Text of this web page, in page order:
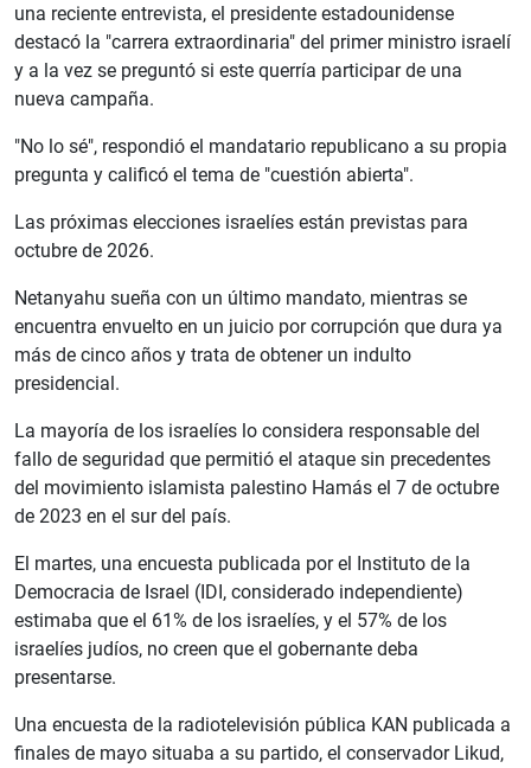
una reciente entrevista, el presidente estadounidense
destacó la "carrera extraordinaria" del primer ministro israelí
y a la vez se preguntó si este querría participar de una
nueva campaña.
"No lo sé", respondió el mandatario republicano a su propia
pregunta y calificó el tema de "cuestión abierta".
Las próximas elecciones israelíes están previstas para
octubre de 2026.
Netanyahu sueña con un último mandato, mientras se
encuentra envuelto en un juicio por corrupción que dura ya
más de cinco años y trata de obtener un indulto
presidencial.
La mayoría de los israelíes lo considera responsable del
fallo de seguridad que permitió el ataque sin precedentes
del movimiento islamista palestino Hamás el 7 de octubre
de 2023 en el sur del país.
El martes, una encuesta publicada por el Instituto de la
Democracia de Israel (IDI, considerado independiente)
estimaba que el 61% de los israelíes, y el 57% de los
israelíes judíos, no creen que el gobernante deba
presentarse.
Una encuesta de la radiotelevisión pública KAN publicada a
finales de mayo situaba a su partido, el conservador Likud,